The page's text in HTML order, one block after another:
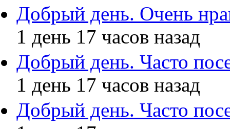
Добрый день. Очень
1 день 17 часов назад
Добрый день. Часто
1 день 17 часов назад
Добрый день. Часто